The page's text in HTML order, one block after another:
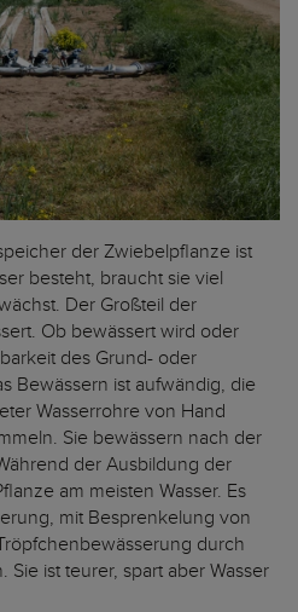
der Zwiebelpflanze ist
besteht, braucht sie viel
Der Großteil der
Ob bewässert wird oder
des Grund- oder
Bewässern ist aufwändig, die
Wasserrohre von Hand
Sie bewässern nach der
der Ausbildung der
am meisten Wasser. Es
mit Besprenkelung von
durch
ist teurer, spart aber Wasser